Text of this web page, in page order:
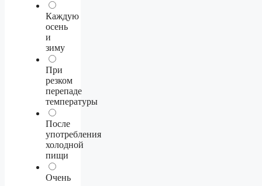
Каждую
осень
и
зиму
При
резком
перепаде
температуры
После
употребления
холодной
пищи
Очень